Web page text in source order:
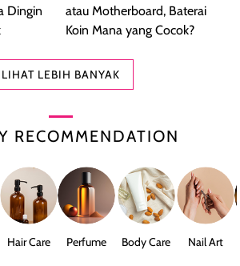
Dingin
atau Motherboard, Baterai
Koin Mana yang Cocok?
LIHAT LEBIH BANYAK
RECOMMENDATION
Hair Care Perfume Body Care Nail Art